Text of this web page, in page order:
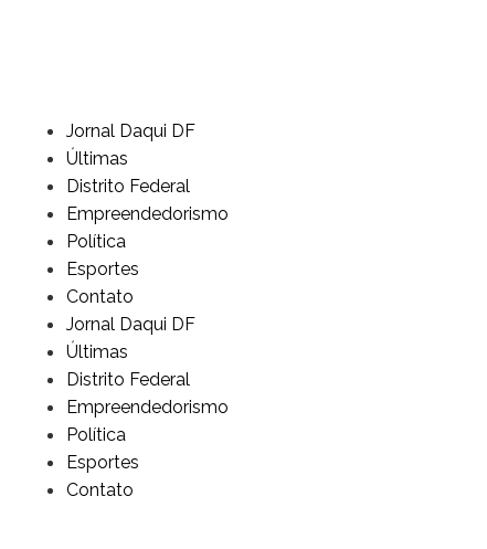
Jornal Daqui DF
Últimas
Distrito Federal
Empreendedorismo
Política
Esportes
Contato
Jornal Daqui DF
Últimas
Distrito Federal
Empreendedorismo
Política
Esportes
Contato